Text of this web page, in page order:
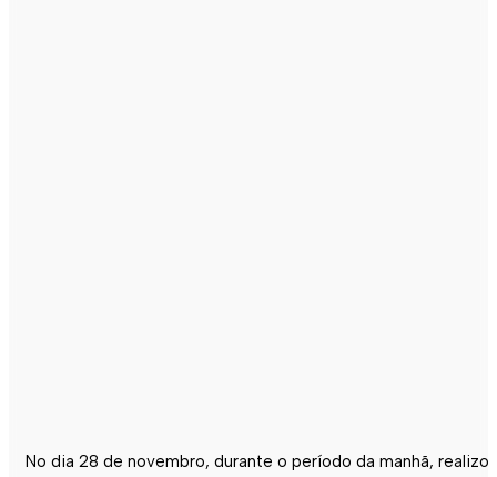
No dia 28 de novembro, durante o período da manhã,